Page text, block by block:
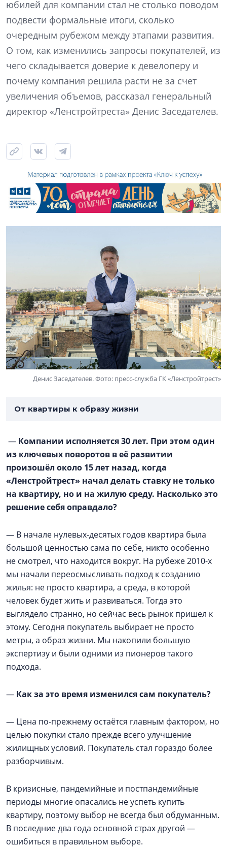
юбилей для компании стал не столько поводом
подвести формальные итоги, сколько
очередным рубежом между этапами развития.
О том, как изменились запросы покупателей, из
чего складывается доверие к девелоперу и
почему компания решила расти не за счет
увеличения объемов, рассказал генеральный
директор «Ленстройтреста» Денис Заседателев.
Денис Заседателев. Фото: пресс-служба ГК «Ленстройтрест»
От квартиры к образу жизни
— Компании исполняется 30 лет. При этом один
из ключевых поворотов в её развитии
произошёл около 15 лет назад, когда
«Ленстройтрест» начал делать ставку не только
на квартиру, но и на жилую среду. Насколько это
решение себя оправдало?
— В начале нулевых-десятых годов квартира была
большой ценностью сама по себе, никто особенно
не смотрел, что находится вокруг. На рубеже 2010-х
мы начали переосмысливать подход к созданию
жилья: не просто квартира, а среда, в которой
человек будет жить и развиваться. Тогда это
выглядело странно, но сейчас весь рынок пришел к
этому. Сегодня покупатель выбирает не просто
метры, а образ жизни. Мы накопили большую
экспертизу и были одними из пионеров такого
подхода.
— Как за это время изменился сам покупатель?
— Цена по-прежнему остаётся главным фактором, но
целью покупки стало прежде всего улучшение
жилищных условий. Покупатель стал гораздо более
разборчивым.
В кризисные, пандемийные и постпандемийные
периоды многие опасались не успеть купить
квартиру, поэтому выбор не всегда был обдуманным.
В последние два года основной страх другой —
ошибиться в правильном выборе.